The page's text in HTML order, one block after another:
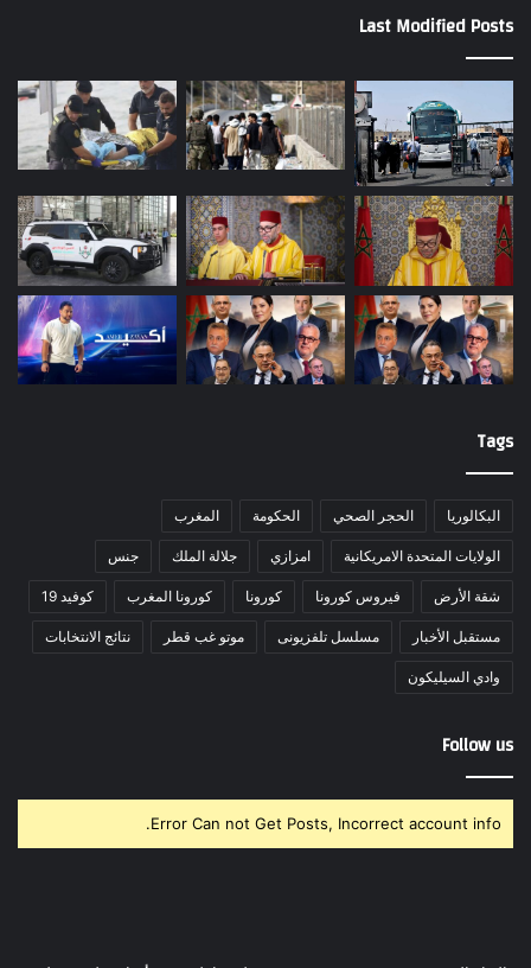
Last Modified Posts
Tags
البكالوريا الحجر الصحي الحكومة المغرب
الولايات المتحدة الامريكانية امزازي جلالة الملك جنس
شقة الأرض فيروس كورونا كورونا كورونا المغرب كوفيد 19
مستقبل الأخبار مسلسل تلفزيونى موتو غب قطر نتائج الانتخابات
وادي السيليكون
Follow us
Error Can not Get Posts, Incorrect account info.